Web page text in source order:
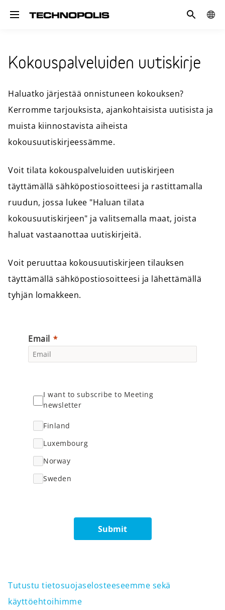
Toggle navigation
Hae
Kokouspalveluiden uutiskirje
Haluatko järjestää onnistuneen kokouksen?
Kerromme tarjouksista, ajankohtaisista uutisista ja
muista kiinnostavista aiheista
kokousuutiskirjeessämme.
Voit tilata kokouspalveluiden uutiskirjeen
täyttämällä sähköpostiosoitteesi ja rastittamalla
ruudun, jossa lukee "Haluan tilata
kokousuutiskirjeen" ja valitsemalla maat, joista
haluat vastaanottaa uutiskirjeitä.
Voit peruuttaa kokousuutiskirjeen tilauksen
täyttämällä sähköpostiosoitteesi ja lähettämällä
tyhjän lomakkeen.
Email
I want to subscribe to Meeting
newsletter
Finland
Luxembourg
Norway
Sweden
Submit
Tutustu tietosuojaselosteeseemme sekä
käyttöehtoihimme